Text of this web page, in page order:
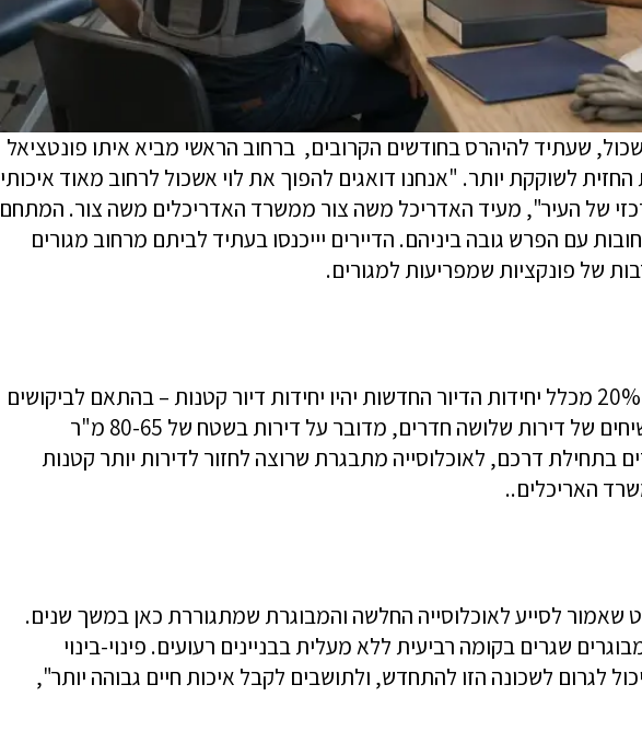
שעתיד להיהרס בחודשים הקרובים, ברחוב הראשי מביא איתו פונטציאל
החזית לשוקקת יותר. "אנחנו דואגים להפוך את לוי אשכול לרחוב מאוד איכותי
של העיר", מעיד האדריכל משה צור ממשרד האדריכלים משה צור. המתחם
עם הפרש גובה ביניהם. הדיירים יייכנסו בעתיד לביתם מרחוב מגורים
של פונקציות שמפריעות למגורים.
לפי התוכנית המיועדת, 20% מכלל יחידות הדיור החדשות יהיו יחידות דיור קטנות – בהתאם לביקושים
בשוק. זיהינו ביקושים קשיחים של דירות שלושה חדרים, מדובר על דירות בשטח של 80-65 מ"ר
בתחילת דרכם, לאוכלוסייה מתבגרת שרוצה לחזור לדירות יותר קטנות
האריכלים..
שאמור לסייע לאוכלוסייה החלשה והמבוגרת שמתגוררת כאן במשך שנים.
שגרים בקומה רביעית ללא מעלית בבניינים רעועים. פינוי-בינוי
לגרום לשכונה הזו להתחדש, ולתושבים לקבל איכות חיים גבוהה יותר",